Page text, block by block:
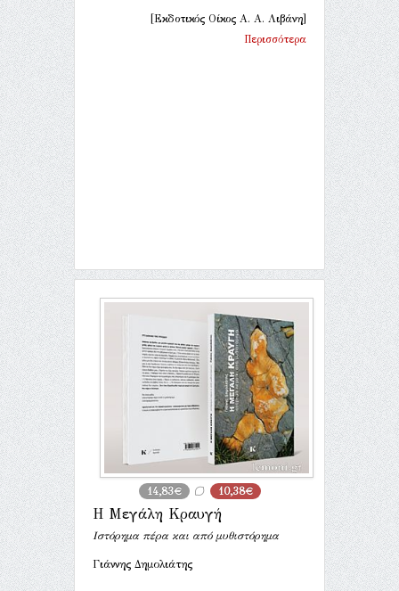
[Εκδοτικός Οίκος Α. Α. Λιβάνη]
Περισσότερα
14,83€ 10,38€
Η Μεγάλη Κραυγή
Ιστόρημα πέρα και από µυθιστόρηµα
Γιάννης Δημολιάτης